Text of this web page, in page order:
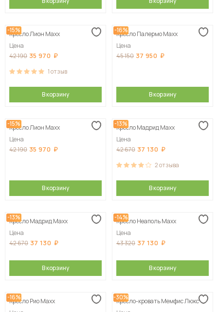
-15%
Кресло Лион Maxx
Цена
42 190 35 970
1отзыв
В корзину
-16%
Кресло Палермо Maxx
Цена
45 150 37 950
В корзину
-15%
Кресло Лион Maxx
Цена
42 190 35 970
В корзину
-13%
Кресло Мадрид Maxx
Цена
42 670 37 130
2отзыва
В корзину
-13%
Кресло Мадрид Maxx
Цена
42 670 37 130
В корзину
-14%
Кресло Неаполь Maxx
Цена
43 320 37 130
В корзину
-16%
Кресло Рио Maxx
-30%
Кресло-кровать Мемфис Люкс